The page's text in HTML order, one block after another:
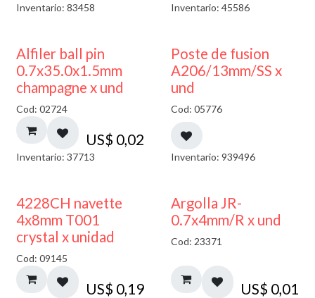
Inventario: 83458 Inventario: 45586
Alfiler ball pin
0.7x35.0x1.5mm
champagne x und
Cod: 02724
US$ 0,02
Inventario: 37713
Poste de fusion
A206/13mm/SS x
und
Cod: 05776
Inventario: 939496
4228CH navette
4x8mm T001
crystal x unidad
Cod: 09145
US$ 0,19
Argolla JR-
0.7x4mm/R x und
Cod: 23371
US$ 0,01